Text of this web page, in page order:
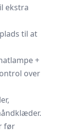
ekstra
til at
+
over
før